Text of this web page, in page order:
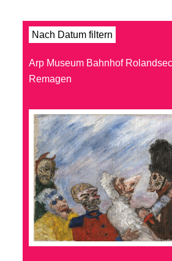
Nach Datum filtern
Arp Museum Bahnhof
Remagen